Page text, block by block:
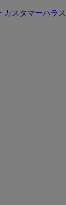
カスタマーハラス